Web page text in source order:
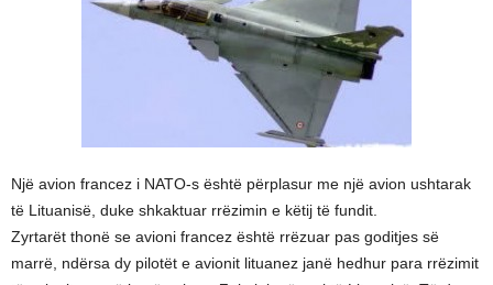
Një avion francez i NATO-s është përplasur me një avion ushtarak
të Lituanisë, duke shkaktuar rrëzimin e këtij të fundit.
Zyrtarët thonë se avioni francez është rrëzuar pas goditjes së
marrë, ndërsa dy pilotët e avionit lituanez janë hedhur para rrëzimit